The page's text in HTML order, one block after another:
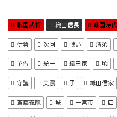
戦国武将 織田信長 戦国時代
伊勢 次回 戦い 清須
予告 統一 織田家 頃
守護 美濃 子 織田信家
斎藤義龍 城 一宮市 四